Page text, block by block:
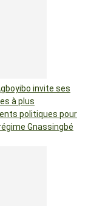
invite ses
à plus
politiques pour
Gnassingbé